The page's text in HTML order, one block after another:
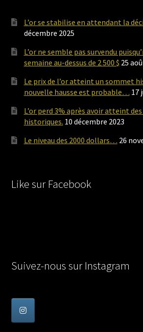
L’or se stabilise en attendant la
décembre 2025
L’or ne semble pas survendu
semaine au-dessus de 2 500 $ 25
Le prix de l’or atteint un sommet
nouvelle hausse est probable… 17
L’or perd 3% après avoir atteint
historiques. 10 décembre 2023
Le niveau des 2000 dollars… 26
Like sur Facebook
Suivez-nous sur Instagram